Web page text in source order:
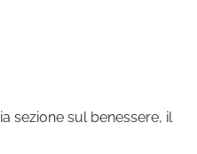
sezione sul benessere, il